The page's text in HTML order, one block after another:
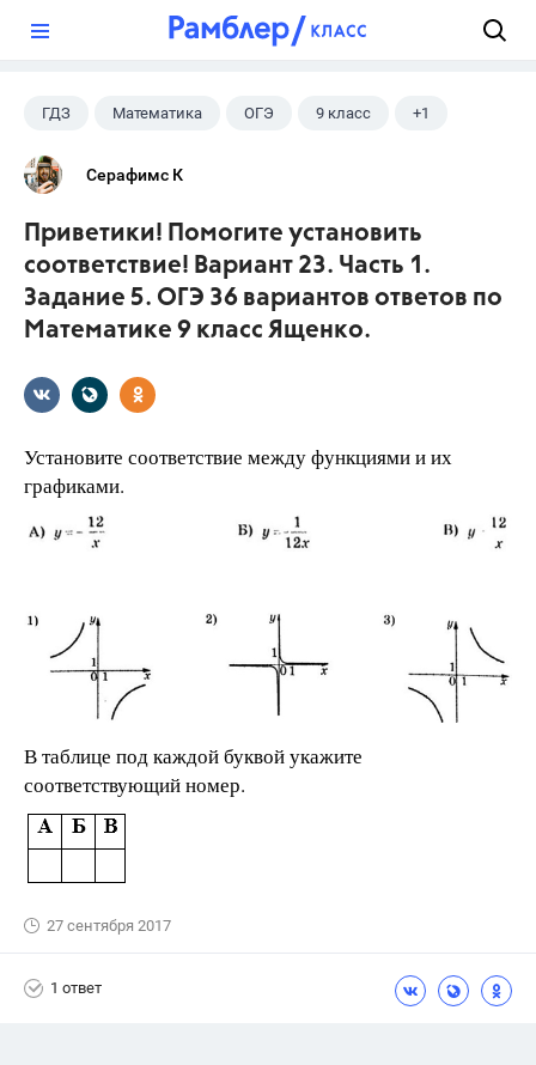
ГДЗ Математика ОГЭ 9 класс +1
Ященко И.В.
Серафимс К
Приветики! Помогите установить
соответствие! Вариант 23. Часть 1.
Задание 5. ОГЭ 36 вариантов ответов по
Математике 9 класс Ященко.
Установите соответствие между функциями и их
графиками.
В таблице под каждой буквой укажите
соответствующий номер.
27 сентября 2017
1 ответ